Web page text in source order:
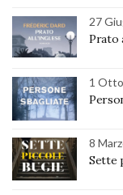
27
Prato
1
8
Sette